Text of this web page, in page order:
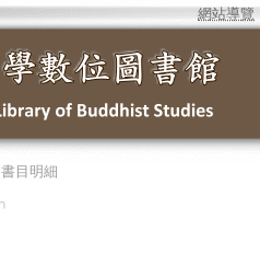
網站導覽
書目明細